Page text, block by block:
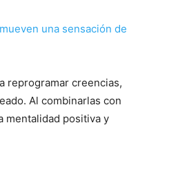
reprogramar creencias,
Al combinarlas con
mentalidad positiva y